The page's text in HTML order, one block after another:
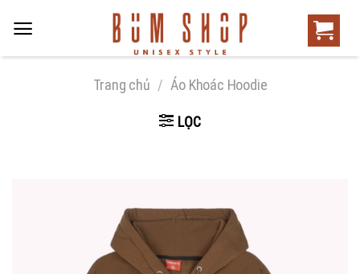
Trang chủ / Áo Khoác Hoodie
LỌC